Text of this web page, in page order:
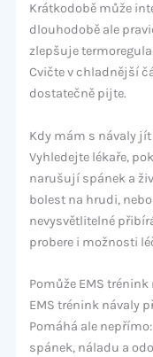
Krátkodobě může
dlouhodobě ale
zlepšuje
Cvičte v chladnější
dostatečně pijte.
Kdy mám s návaly jít
Vyhledejte lékaře,
narušují spánek a
bolest na hrudi,
nevysvětlitelné
probere i možnosti
Pomůže EMS
EMS trénink návaly
Pomáhá ale
spánek, náladu a